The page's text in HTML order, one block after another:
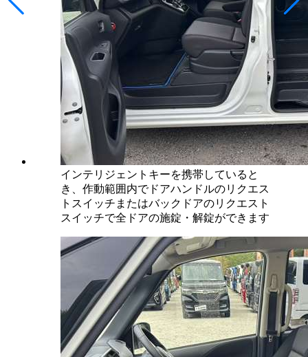
インテリジェントキーを携帯していると
き、作動範囲内でドアハンドルのリクエス
トスイッチまたはバックドアのリクエスト
スイッチで全ドアの施錠・解錠ができます